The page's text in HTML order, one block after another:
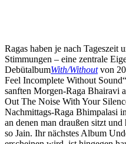
Ragas haben je nach Tageszeit
Stimmungen – eine zentrale
DebütalbumWith/Withoutvon
Feel Incomplete Without
sanften Morgen-Raga Bhairavi
Out The Noise With Your
Nachmittags-Raga Bhimpalasi
an denen man draußen sitzt
so Jain. Ihr nächstes Album